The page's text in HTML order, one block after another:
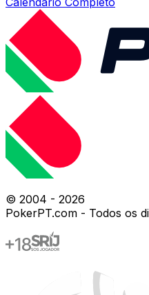
© 2004 - 2026
PokerPT.com - Todos os